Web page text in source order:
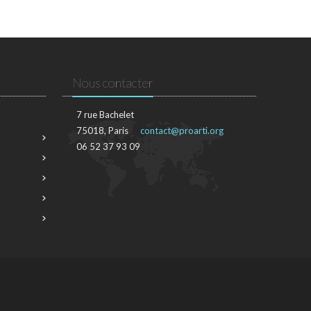
Nous contacter
7 rue Bachelet
75018, Paris
06 52 37 93 09
contact@proarti.org